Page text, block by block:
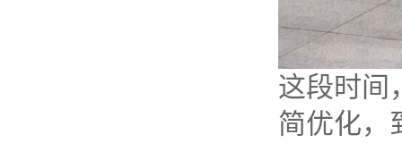
这段时间
简优化，